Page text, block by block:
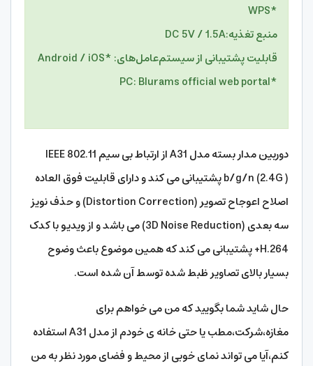
*WPS
منبع تغذیه:DC 5V / 1.5A
قابلیت پشتیبانی از سیستم‌عامل‌های: *Android / iOS
*PC: Blurams official web portal
دوربین مدار بسته مدل A31 از ارتباط بی سیم IEEE 802.11
b/g/n (2.4G ) پشتیبانی می کند و دارای قابلیت فوق العاده
اصلاح اعوجاح تصویر (Distortion Correction) و حذف نویز
سه بعدی (3D Noise Reduction) می باشد و از ویدیو با کدک
H.264+ پشتیبانی می کند که همین موضوع باعث وضوح
بسیار بالای تصاویر ظبط شده توسط آن شده است.
حال شاید شما بگویید که من می خواهم برای
مغازه،شرکت،مطب یا حتی خانه ی خودم از مدل A31 استفاده
کنم،آیا می تواند نمای خوبی از محیط و فضای مورد نظر به من